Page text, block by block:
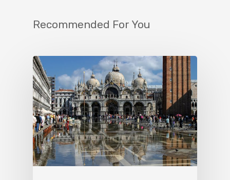
Recommended For You